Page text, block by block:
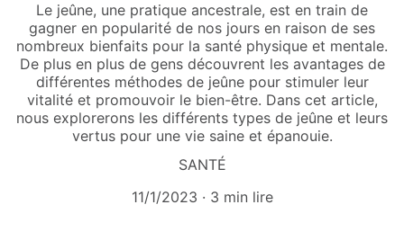
Le jeûne, une pratique ancestrale, est en train de
gagner en popularité de nos jours en raison de ses
nombreux bienfaits pour la santé physique et mentale.
De plus en plus de gens découvrent les avantages de
différentes méthodes de jeûne pour stimuler leur
vitalité et promouvoir le bien-être. Dans cet article,
nous explorerons les différents types de jeûne et leurs
vertus pour une vie saine et épanouie.
SANTÉ
11/1/2023
3 min lire